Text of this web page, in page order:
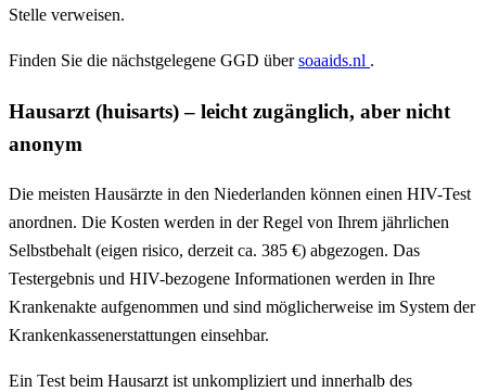
Stelle verweisen.
Finden Sie die nächstgelegene GGD übersoaaids.nl .
Hausarzt (huisarts) – leicht zugänglich, aber nicht
anonym
Die meisten Hausärzte in den Niederlanden können einen HIV-Test
anordnen. Die Kosten werden in der Regel von Ihrem jährlichen
Selbstbehalt (eigen risico, derzeit ca. 385 €) abgezogen. Das
Testergebnis und HIV-bezogene Informationen werden in Ihre
Krankenakte aufgenommen und sind möglicherweise im System der
Krankenkassenerstattungen einsehbar.
Ein Test beim Hausarzt ist unkompliziert und innerhalb des